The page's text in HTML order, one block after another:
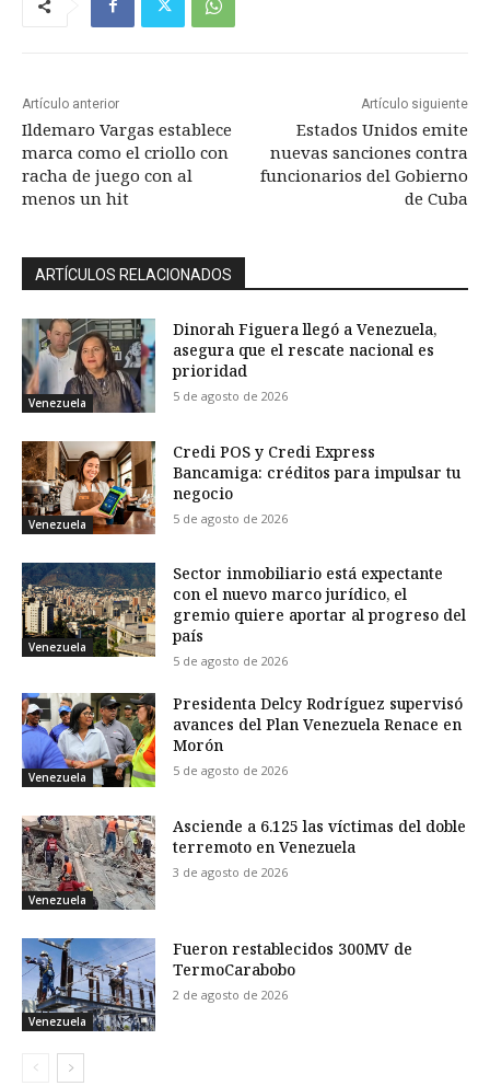
Artículo anterior
Ildemaro Vargas establece
marca como el criollo con
racha de juego con al
menos un hit
Artículo siguiente
Estados Unidos emite
nuevas sanciones contra
funcionarios del Gobierno
de Cuba
ARTÍCULOS RELACIONADOS
Venezuela
Dinorah Figuera llegó a Venezuela,
asegura que el rescate nacional es
prioridad
5 de agosto de 2026
Venezuela
Credi POS y Credi Express
Bancamiga: créditos para impulsar tu
negocio
5 de agosto de 2026
Venezuela
Sector inmobiliario está expectante
con el nuevo marco jurídico, el
gremio quiere aportar al progreso del
país
5 de agosto de 2026
Venezuela
Presidenta Delcy Rodríguez supervisó
avances del Plan Venezuela Renace en
Morón
5 de agosto de 2026
Venezuela
Asciende a 6.125 las víctimas del doble
terremoto en Venezuela
3 de agosto de 2026
Venezuela
Fueron restablecidos 300MV de
TermoCarabobo
2 de agosto de 2026